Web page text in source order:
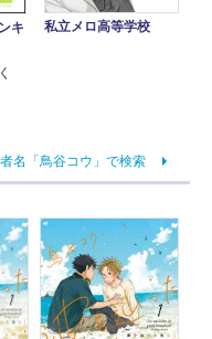
キ
私立メロ高等学校
名「鳥谷コウ」で検索